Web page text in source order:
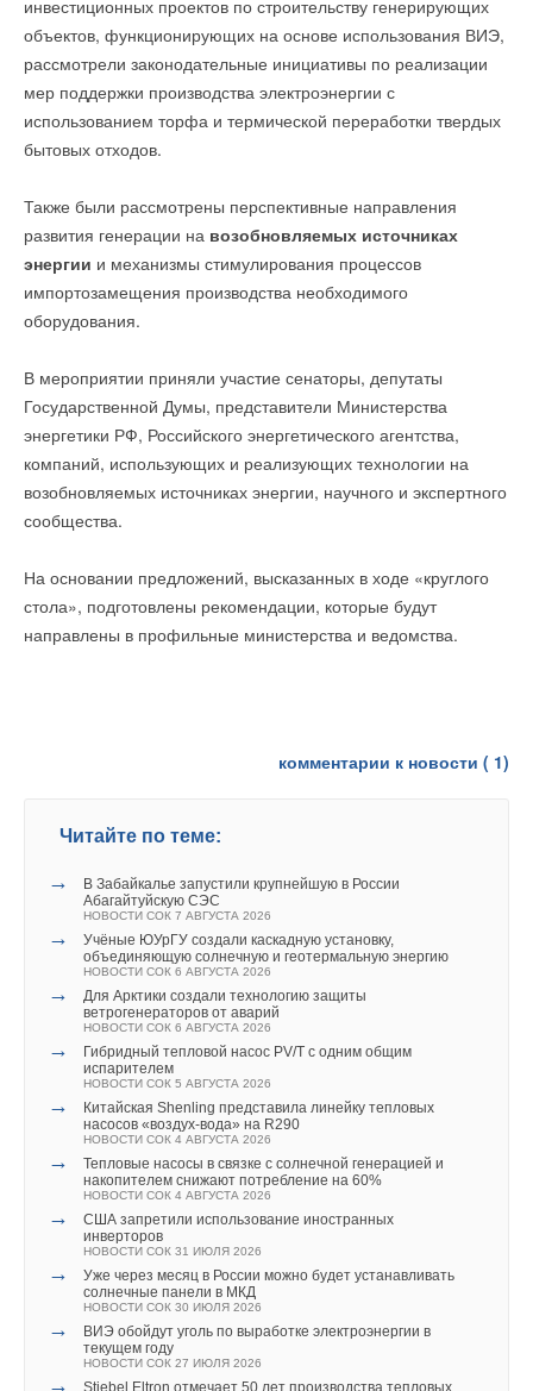
инвестиционных проектов по строительству генерирующих
объектов, функционирующих на основе использования ВИЭ,
рассмотрели законодательные инициативы по реализации
мер поддержки производства электроэнергии с
использованием торфа и термической переработки твердых
бытовых отходов.
Также были рассмотрены перспективные направления
развития генерации на возобновляемых источниках
энергии и механизмы стимулирования процессов
импортозамещения производства необходимого
оборудования.
В мероприятии приняли участие сенаторы, депутаты
Государственной Думы, представители Министерства
энергетики РФ, Российского энергетического агентства,
компаний, использующих и реализующих технологии на
возобновляемых источниках энергии, научного и экспертного
сообщества.
На основании предложений, высказанных в ходе «круглого
стола», подготовлены рекомендации, которые будут
направлены в профильные министерства и ведомства.
комментарии к новости ( 1)
Читайте по теме:
→
В Забайкалье запустили крупнейшую в России
Абагайтуйскую СЭС
НОВОСТИ СОК 7 АВГУСТА 2026
→
Учёные ЮУрГУ создали каскадную установку,
объединяющую солнечную и геотермальную энергию
НОВОСТИ СОК 6 АВГУСТА 2026
→
Для Арктики создали технологию защиты
ветрогенераторов от аварий
НОВОСТИ СОК 6 АВГУСТА 2026
→
Гибридный тепловой насос PV/T с одним общим
испарителем
НОВОСТИ СОК 5 АВГУСТА 2026
→
Китайская Shenling представила линейку тепловых
насосов «воздух-вода» на R290
НОВОСТИ СОК 4 АВГУСТА 2026
→
Тепловые насосы в связке с солнечной генерацией и
накопителем снижают потребление на 60%
НОВОСТИ СОК 4 АВГУСТА 2026
→
США запретили использование иностранных
инверторов
НОВОСТИ СОК 31 ИЮЛЯ 2026
→
Уже через месяц в России можно будет устанавливать
солнечные панели в МКД
НОВОСТИ СОК 30 ИЮЛЯ 2026
→
ВИЭ обойдут уголь по выработке электроэнергии в
текущем году
НОВОСТИ СОК 27 ИЮЛЯ 2026
→
Stiebel Eltron отмечает 50 лет производства тепловых